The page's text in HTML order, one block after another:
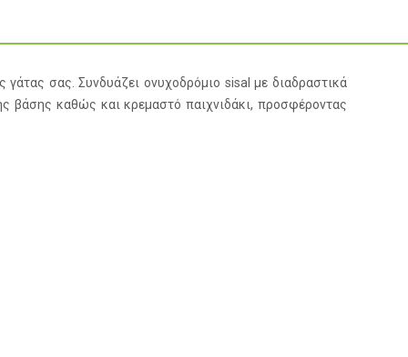
γάτας σας. Συνδυάζει ονυχοδρόμιο sisal με διαδραστικά
βάσης καθώς και κρεμαστό παιχνιδάκι, προσφέροντας